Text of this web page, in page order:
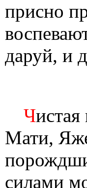
присно
даруй, и
Ч
Мати,
силами